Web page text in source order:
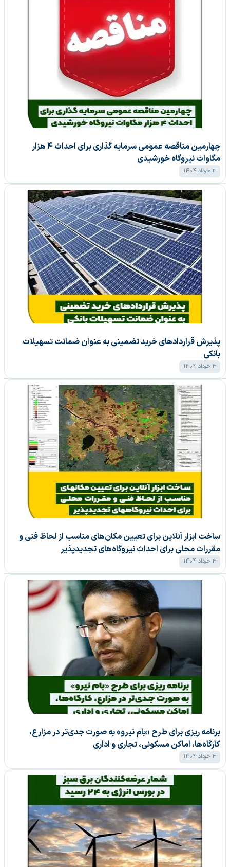
چهارمین مناقصه عمومی سرمایه گذاری برای احداث ۴ هزار
مگاوات نیروگاه خورشیدی
3 خرداد 1404
پذیرش قرارداد‌های خرید تضمینی به عنوان ضمانت تسهیلات
بانکی
3 خرداد 1404
ساخت ابزار آنلاین برای تعیین مکان‌های مناسب از لحاظ فنی و
مقررات محلی برای احداث نیروگاه‌های تجدیدپذیر
3 خرداد 1404
برنامه ریزی برای طرح «بام نیرو» به صورت جدی‌تر در مزارع،
کارگاه‌ها، اماکن مسکونی، تجاری و اداری
3 خرداد 1404